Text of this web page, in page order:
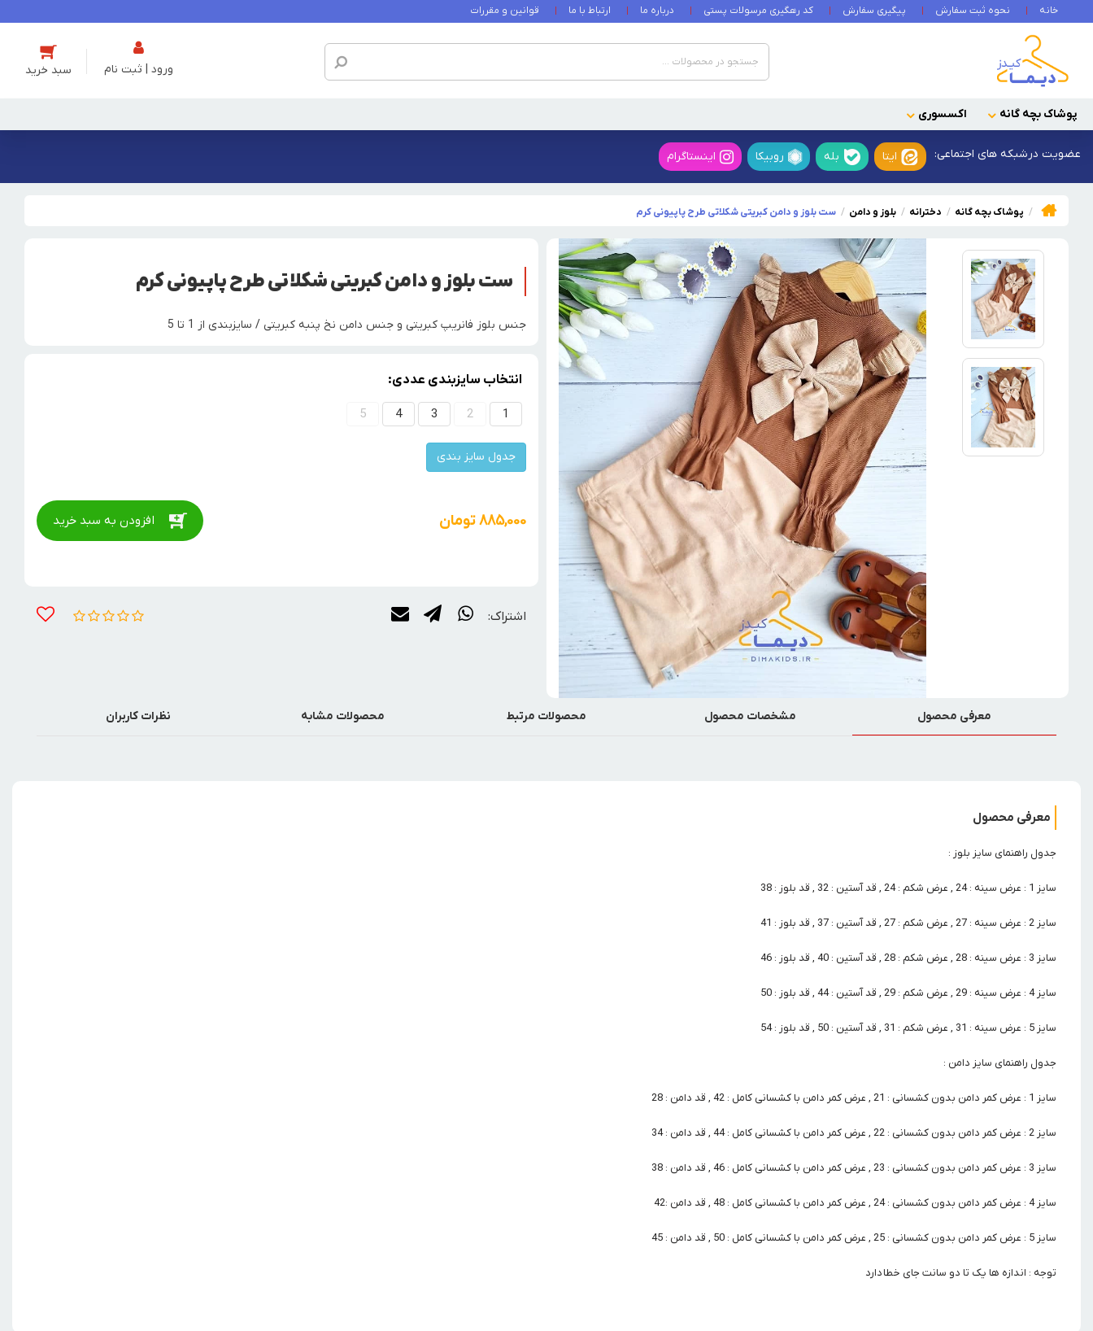
خانه نحوه ثبت سفارش پیگیری سفارش کد رهگیری مرسولات پستی درباره ما ارتباط با ما قوانین و مقررات
ورود | ثبت نام
پوشاک بچه گانه اکسسوری
عضویت درشبکه های اجتماعی: ایتا بله روبیکا اینستاگرام
پوشاک بچه گانه دخترانه بلوز و دامن ست بلوز و دامن کبریتی شکلاتی طرح پاپیونی کرم
ست بلوز و دامن کبریتی شکلاتی طرح پاپیونی کرم
جنس بلوز فانریپ کبریتی و جنس دامن نخ پنبه کبریتی / سایزبندی از 1 تا 5
انتخاب سایزبندی عددی:
1
2
3
4
5
جدول سایز بندی
885,000تومان افزودن به سبد خرید
اشتراک:
معرفی محصول مشخصات محصول محصولات مرتبط محصولات مشابه نظرات کاربران
معرفی محصول
جدول راهنمای سایز بلوز :
سایز 1 : عرض سینه : 24 , عرض شکم : 24 , قد آستین : 32 , قد بلوز : 38
سایز 2 : عرض سینه : 27 , عرض شکم : 27 , قد آستین : 37 , قد بلوز : 41
سایز 3 : عرض سینه : 28 , عرض شکم : 28 , قد آستین : 40 , قد بلوز : 46
سایز 4 : عرض سینه : 29 , عرض شکم : 29 , قد آستین : 44 , قد بلوز : 50
سایز 5 : عرض سینه : 31 , عرض شکم : 31 , قد آستین : 50 , قد بلوز : 54
جدول راهنمای سایز دامن :
سایز 1 : عرض کمر دامن بدون کشسانی : 21 , عرض کمر دامن با کشسانی کامل : 42 , قد دامن : 28
سایز 2 : عرض کمر دامن بدون کشسانی : 22 , عرض کمر دامن با کشسانی کامل : 44 , قد دامن : 34
سایز 3 : عرض کمر دامن بدون کشسانی : 23 , عرض کمر دامن با کشسانی کامل : 46 , قد دامن : 38
سایز 4 : عرض کمر دامن بدون کشسانی : 24 , عرض کمر دامن با کشسانی کامل : 48 , قد دامن :42
سایز 5 : عرض کمر دامن بدون کشسانی : 25 , عرض کمر دامن با کشسانی کامل : 50 , قد دامن : 45
توجه : اندازه ها یک تا دو سانت جای خطا دارد